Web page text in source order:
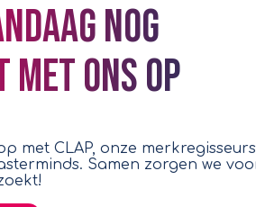
nog
ons op
met CLAP, onze merkregisseurs
. Samen zorgen we